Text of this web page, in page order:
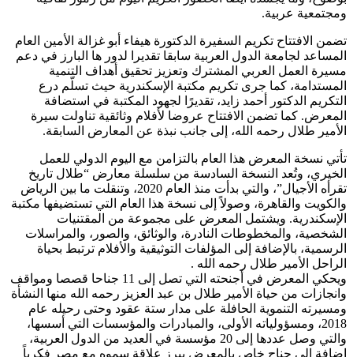
ومجتمعية عربية.
تضمن الافتتاح تكريم السفيرة الدكتورة هيفاء أبو غزالة الأمين العام
المساعد لجامعة الدول العربية سابقا تقديرا لدور ها البارز في دعم
مسيرة العمل العربي المشترك وتعزيز تحقيق أهداف التنمية
المستدامة، كما جرى تكريم مكتبة الإسكندرية حيث تسلّم درع
التكريم الدكتور أحمد زايد، تقديرًا لجهود المكتبة في استضافة
المعرض. كما تضمن الافتتاح عروضا لأفلام وثائقية تناولت سيرة
الأمير طلال رحمه الله، إلى جانب نبذة عن المعارض السابقة.
تأتي نسخة المعرض هذا العام بالتزامن مع اليوم الدولي للعمل
الخيري، وتُعد النسخة السادسة من سلسلة معارض “طلال تاريخ
تقرأه الأجيال”، والتي بدأت منذ العام 2020، وتنقلت ما بين الرياض
والكويت والقاهرة، وصولاً إلى نسخة هذا العام التي تستضيفها مكتبة
الإسكندرية. ويشتمل المعرض على مجموعة من المقتنيات
الشخصية، والمخطوطات النادرة، والوثائق، والصور، والمراسلات
الرسمية، بالإضافة إلى المؤلفات التوثيقية والأفلام ترتبط بحياة
الراحل الأمير طلال رحمه الله .
ويحكي المعرض في أجنحته التي تصل إلى 11 جناحا قصصا ومواقف
وانجازات من حياة الأمير طلال بن عبد العزيز رحمه الله منها النشأة
ومسيرته التنموية الحافلة على مدار ستة عقود وحتى رحيله عام
2018، ومسؤولياته الأولى، والمبادرات والمؤسسات التي أسسها،
والتي وصل عددها إلى 20 مؤسسة في العديد من الدول العربية،
إضافة إلى جناح خاص بالمعرض يبرز علاقة سموه مع مصر فكرياً